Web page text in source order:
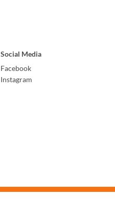
Social Media
Facebook
Instagram